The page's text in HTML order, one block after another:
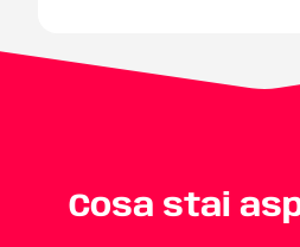
Cosa stai